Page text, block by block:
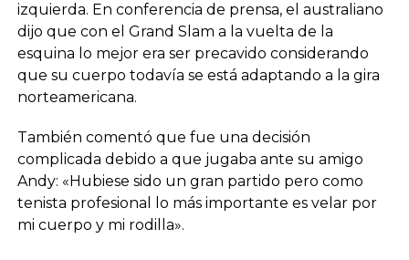
izquierda. En conferencia de prensa, el australiano
dijo que con el Grand Slam a la vuelta de la
esquina lo mejor era ser precavido considerando
que su cuerpo todavía se está adaptando a la gira
norteamericana.
También comentó que fue una decisión
complicada debido a que jugaba ante su amigo
Andy: «Hubiese sido un gran partido pero como
tenista profesional lo más importante es velar por
mi cuerpo y mi rodilla».